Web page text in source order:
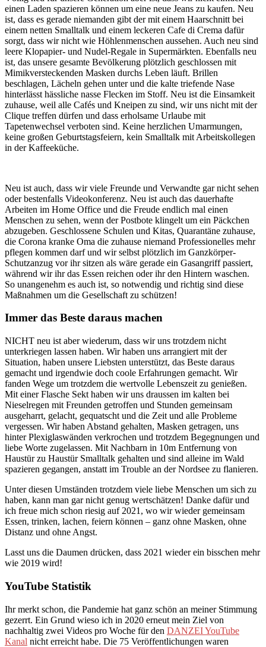
einen Laden spazieren können um eine neue Jeans zu kaufen. Neu
ist, dass es gerade niemanden gibt der mit einem Haarschnitt bei
einem netten Smalltalk und einem leckeren Cafe di Crema dafür
sorgt, dass wir nicht wie Höhlenmenschen aussehen. Auch neu sind
leere Klopapier- und Nudel-Regale in Supermärkten. Ebenfalls neu
ist, das unsere gesamte Bevölkerung plötzlich geschlossen mit
Mimikversteckenden Masken durchs Leben läuft. Brillen
beschlagen, Lächeln gehen unter und die kalte triefende Nase
hinterlässt hässliche nasse Flecken im Stoff. Neu ist die Einsamkeit
zuhause, weil alle Cafés und Kneipen zu sind, wir uns nicht mit der
Clique treffen dürfen und dass erholsame Urlaube mit
Tapetenwechsel verboten sind. Keine herzlichen Umarmungen,
keine großen Geburtstagsfeiern, kein Smalltalk mit Arbeitskollegen
in der Kaffeeküche.
Neu ist auch, dass wir viele Freunde und Verwandte gar nicht sehen
oder bestenfalls Videokonferenz. Neu ist auch das dauerhafte
Arbeiten im Home Office und die Freude endlich mal einen
Menschen zu sehen, wenn der Postbote klingelt um ein Päckchen
abzugeben. Geschlossene Schulen und Kitas, Quarantäne zuhause,
die Corona kranke Oma die zuhause niemand Professionelles mehr
pflegen kommen darf und wir selbst plötzlich im Ganzkörper-
Schutzanzug vor ihr sitzen als wäre gerade ein Gasangriff passiert,
während wir ihr das Essen reichen oder ihr den Hintern waschen.
So unangenehm es auch ist, so notwendig und richtig sind diese
Maßnahmen um die Gesellschaft zu schützen!
Immer das Beste daraus machen
NICHT neu ist aber wiederum, dass wir uns trotzdem nicht
unterkriegen lassen haben. Wir haben uns arrangiert mit der
Situation, haben unsere Liebsten unterstützt, das Beste daraus
gemacht und irgendwie doch coole Erfahrungen gemacht. Wir
fanden Wege um trotzdem die wertvolle Lebenszeit zu genießen.
Mit einer Flasche Sekt haben wir uns draussen im kalten bei
Nieselregen mit Freunden getroffen und Stunden gemeinsam
ausgeharrt, gelacht, gequatscht und die Zeit und alle Probleme
vergessen. Wir haben Abstand gehalten, Masken getragen, uns
hinter Plexiglaswänden verkrochen und trotzdem Begegnungen und
liebe Worte zugelassen. Mit Nachbarn in 10m Entfernung von
Haustür zu Haustür Smalltalk gehalten und sind alleine im Wald
spazieren gegangen, anstatt im Trouble an der Nordsee zu flanieren.
Unter diesen Umständen trotzdem viele liebe Menschen um sich zu
haben, kann man gar nicht genug wertschätzen! Danke dafür und
ich freue mich schon riesig auf 2021, wo wir wieder gemeinsam
Essen, trinken, lachen, feiern können – ganz ohne Masken, ohne
Distanz und ohne Angst.
Lasst uns die Daumen drücken, dass 2021 wieder ein bisschen mehr
wie 2019 wird!
YouTube Statistik
Ihr merkt schon, die Pandemie hat ganz schön an meiner Stimmung
gezerrt. Ein Grund wieso ich in 2020 erneut mein Ziel von
nachhaltig zwei Videos pro Woche für den DANZEI YouTube
Kanal nicht erreicht habe. Die 75 Veröffentlichungen waren